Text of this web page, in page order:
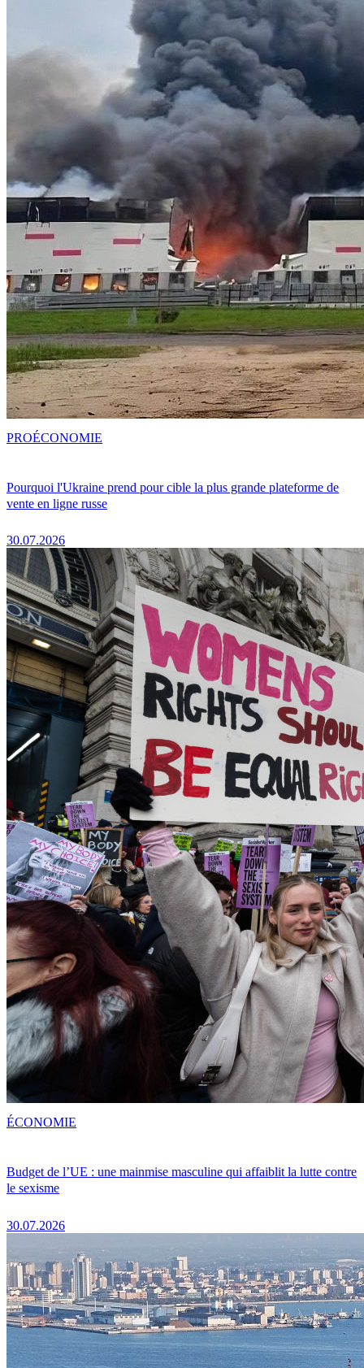
Pourquoi l'Ukraine prend pour cible la plus grande plateforme de
vente en ligne russe
30.07.2026
PROÉCONOMIE
Budget de l’UE : une mainmise masculine qui affaiblit la lutte contre
le sexisme
30.07.2026
ÉCONOMIE